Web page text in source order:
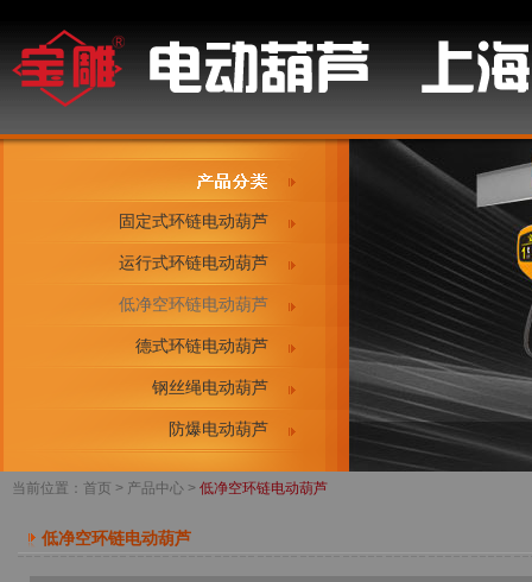
固定式环链电动葫芦
运行式环链电动葫芦
低净空环链电动葫芦
德式环链电动葫芦
钢丝绳电动葫芦
防爆电动葫芦
当前位置： 首页 > 产品中心 > 低净空环链电动葫芦
低净空环链电动葫芦